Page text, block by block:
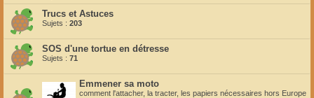
Trucs et Astuces
Sujets : 203
SOS d'une tortue en détresse
Sujets : 71
Emmener sa moto
comment l'attacher, la tracter, les papiers nécessaires hors Europe